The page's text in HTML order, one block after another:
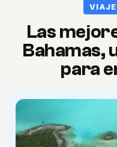
VIAJE
Las
Bahamas,
para